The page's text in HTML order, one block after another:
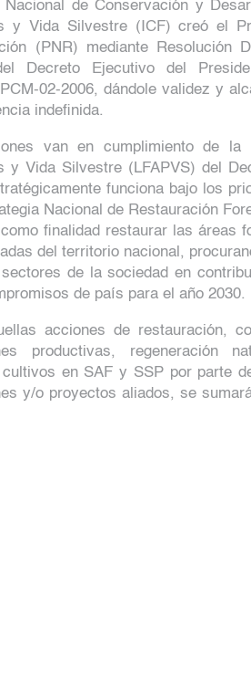
Nacional de Conservación y
y Vida Silvestre (ICF) creó el
(PNR) mediante Resolución
Decreto Ejecutivo del
02-2006, dándole validez y
indefinida.
van en cumplimiento de la
y Vida Silvestre (LFAPVS) del
funciona bajo los
Nacional de Restauración
finalidad restaurar las áreas
del territorio nacional,
de la sociedad en
de país para el año 2030.
acciones de restauración,
productivas, regeneración
en SAF y SSP por parte
y/o proyectos aliados, se